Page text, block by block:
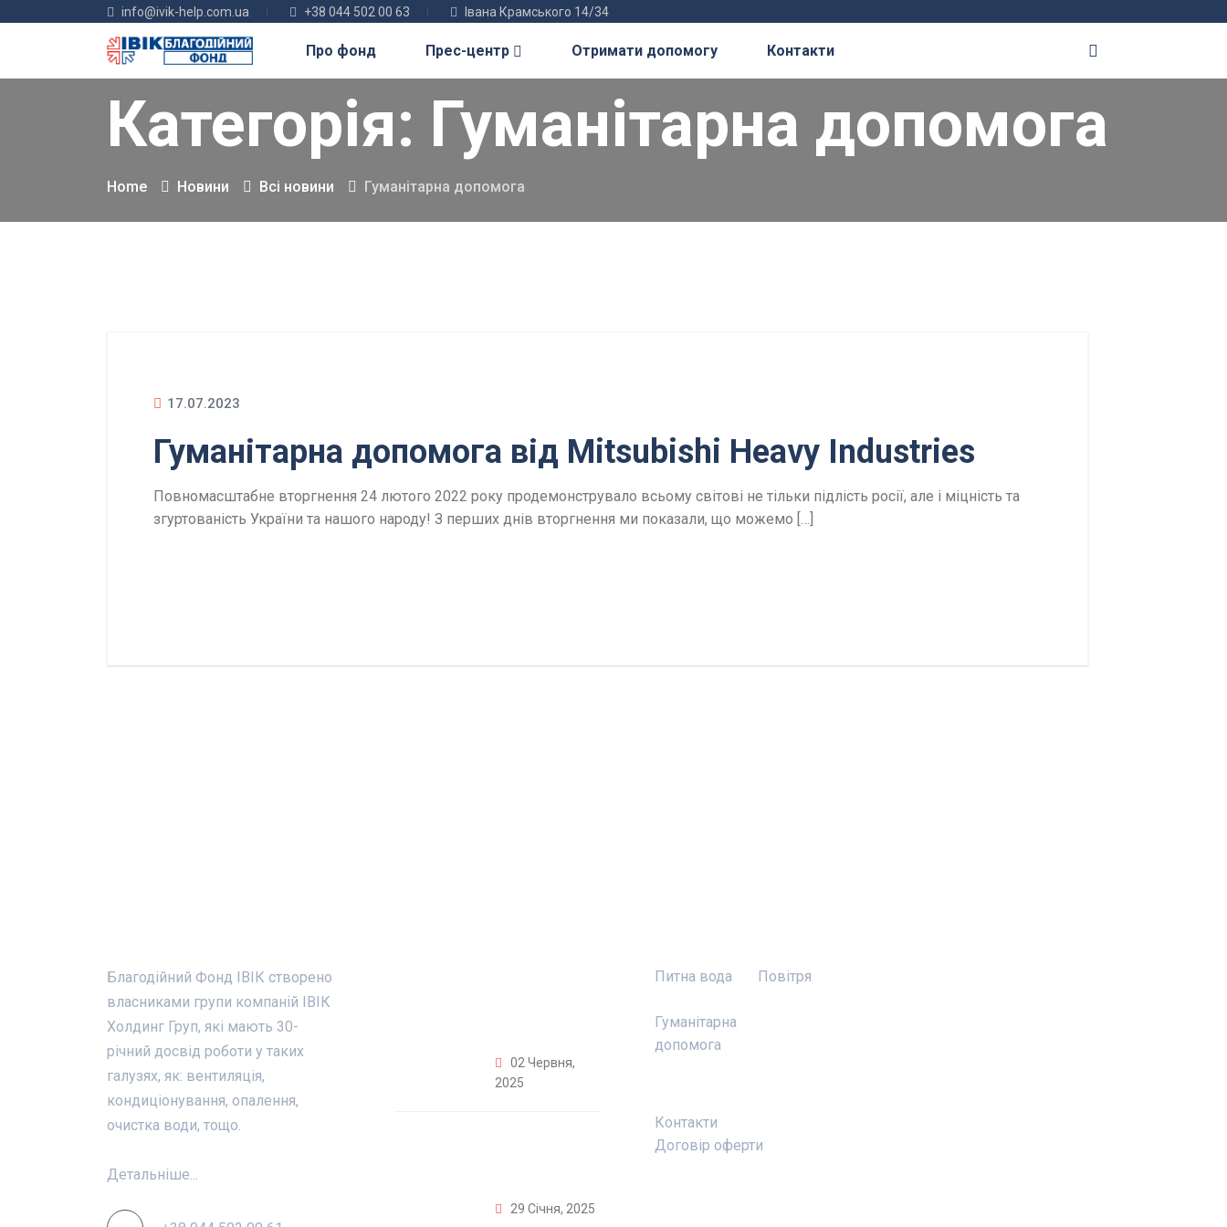
info@ivik-help.com.ua +38 044 502 00 63 Івана Крамського 14/34
Про фонд Прес-центр Отримати допомогу Контакти
Категорія: Гуманітарна допомога
Home Новини Всі новини Гуманітарна допомога
17.07.2023
Гуманітарна допомога від Mitsubishi Heavy Industries
Повномасштабне вторгнення 24 лютого 2022 року продемонструвало всьому світові не тільки підлість росії, але і міцність та
згуртованість України та нашого народу! З перших днів вторгнення ми показали, що можемо […]
Благодійний Фонд ІВІК створено
власниками групи компаній ІВІК
Холдинг Груп, які мають 30-
річний досвід роботи у таких
галузях, як: вентиляція,
кондиціонування, опалення,
очистка води, тощо.
Детальніше...
02 Червня,
2025
29 Січня, 2025
Питна вода Повітря
Гуманітарна
допомога
Контакти
Договір оферти